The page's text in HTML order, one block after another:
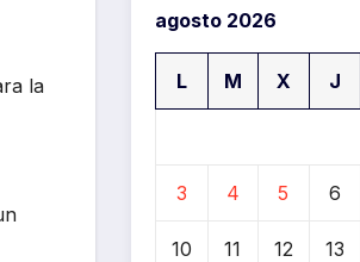
la
agosto 2026
L M X J
3 4 5 6
10 11 12 13